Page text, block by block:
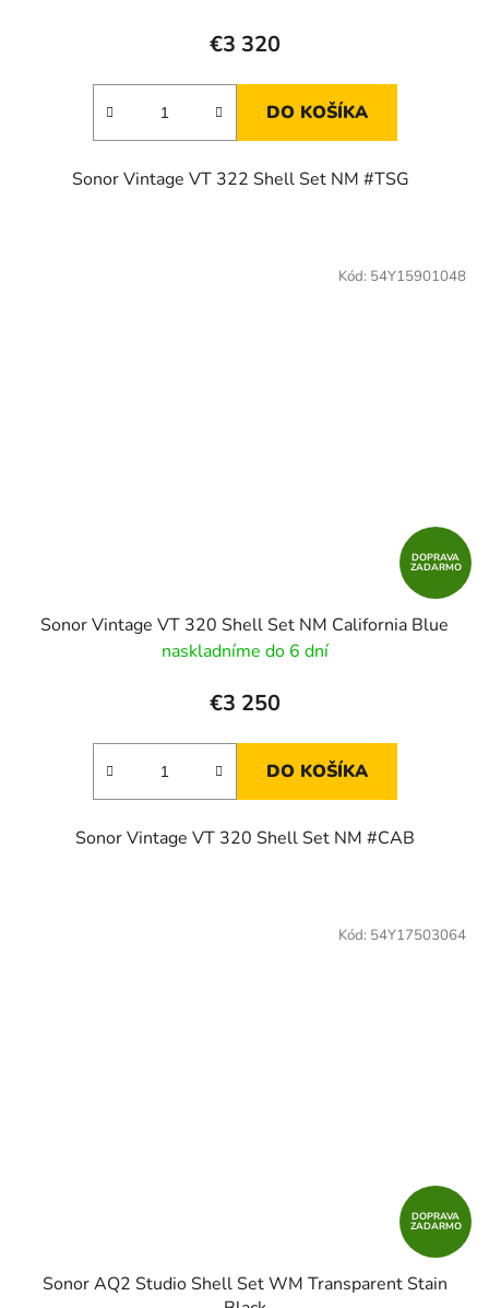
€3 320
DO KOŠÍKA
Sonor Vintage VT 322 Shell Set NM #TSG
DOPRAVA
ZADARMO
Sonor Vintage VT 320 Shell Set NM California Blue
naskladníme do 6 dní
€3 250
DO KOŠÍKA
Sonor Vintage VT 320 Shell Set NM #CAB
Kód: 54Y15901048
DOPRAVA
ZADARMO
Sonor AQ2 Studio Shell Set WM Transparent Stain
Kód: 54Y17503064